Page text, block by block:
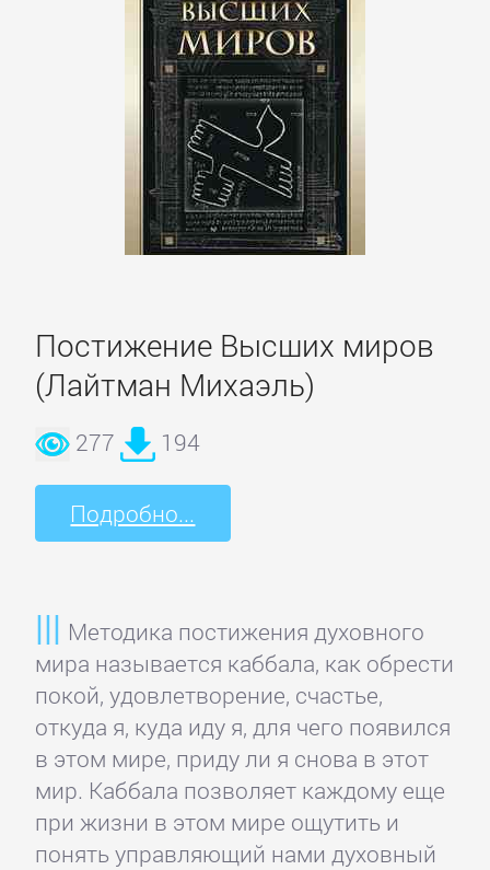
Постижение Высших миров
(Лайтман Михаэль)
277 194
Подробно...
Методика постижения духовного
мира называется каббала, как обрести
покой, удовлетворение, счастье,
откуда я, куда иду я, для чего появился
в этом мире, приду ли я снова в этот
мир. Каббала позволяет каждому еще
при жизни в этом мире ощутить и
понять управляющий нами духовный
Компьютерное
Компьютеры:
ОС
и
Программирование
ЛЮБОВНЫЕ
РОМАНЫ
Зарубежные
любовные
романы